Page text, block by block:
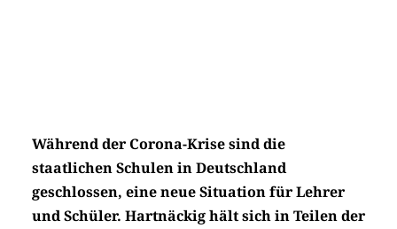
Während der Corona-Krise sind die
staatlichen Schulen in Deutschland
geschlossen, eine neue Situation für Lehrer
und Schüler. Hartnäckig hält sich in Teilen der